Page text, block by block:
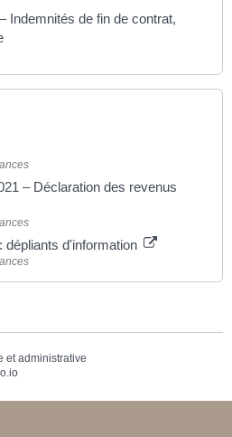
Indemnités de fin de contrat,
– Déclaration des revenus
dépliants d'information
et administrative